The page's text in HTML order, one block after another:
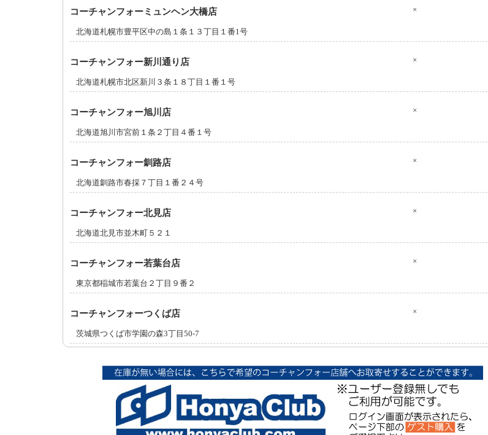
コーチャンフォーミュンヘン大橋店 ×
北海道札幌市豊平区中の島１条１３丁目１番1号
コーチャンフォー新川通り店 ×
北海道札幌市北区新川３条１８丁目１番１号
コーチャンフォー旭川店 ×
北海道旭川市宮前１条２丁目４番１号
コーチャンフォー釧路店 ×
北海道釧路市春採７丁目１番２４号
コーチャンフォー北見店 ×
北海道北見市並木町５２１
コーチャンフォー若葉台店 ×
東京都稲城市若葉台２丁目９番２
コーチャンフォーつくば店 ×
茨城県つくば市学園の森3丁目50-7